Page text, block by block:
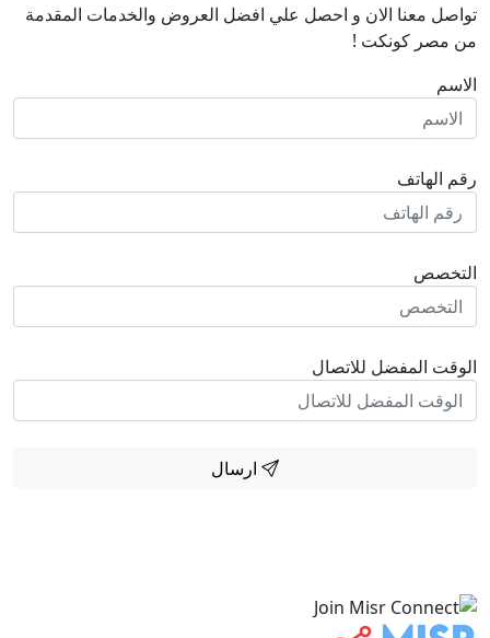
تواصل معنا الان و احصل علي افضل العروض والخدمات المقدمة
من مصر كونكت !
الاسم
رقم الهاتف
التخصص
الوقت المفضل للاتصال
ارسال